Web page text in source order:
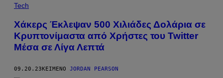
Tech
Χάκερς Έκλεψαν 500 Χιλιάδες Δολάρια σε
Κρυπτονίμαστα από Χρήστες του Twitter
Μέσα σε Λίγα Λεπτά
09.20.23 ΚΕΊΜΕΝΟ JORDAN PEARSON